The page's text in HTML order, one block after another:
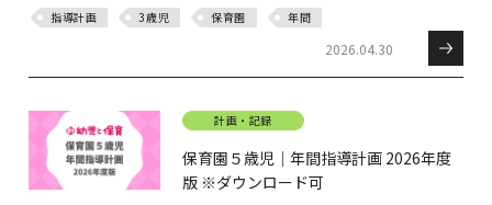
指導計画 3歳児 保育園 年間
2026.04.30
計画・記録
保育園５歳児｜年間指導計画 2026年度
版 ※ダウンロード可